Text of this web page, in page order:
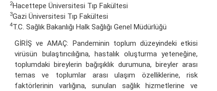
2Hacettepe Üniversitesi Tıp Fakültesi
3Gazi Üniversitesi Tıp Fakültesi
4T.C. Sağlık Bakanlığı Halk Sağlığı Genel Müdürlüğü
GİRİŞ ve AMAÇ: Pandeminin toplum düzeyindeki etkisi
virüsün bulaştırıcılığına, hastalık oluşturma yeteneğine,
toplumdaki bireylerin bağışıklık durumuna, bireyler arası
temas ve toplumlar arası ulaşım özelliklerine, risk
faktörlerinin varlığına, sunulan sağlık hizmetlerine ve